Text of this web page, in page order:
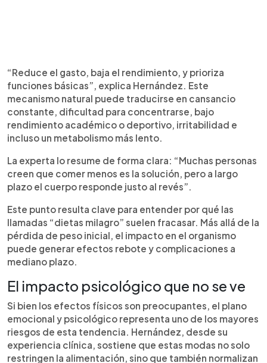
“Reduce el gasto, baja el rendimiento, y prioriza
funciones básicas”, explica Hernández. Este
mecanismo natural puede traducirse en cansancio
constante, dificultad para concentrarse, bajo
rendimiento académico o deportivo, irritabilidad e
incluso un metabolismo más lento.
La experta lo resume de forma clara: “Muchas personas
creen que comer menos es la solución, pero a largo
plazo el cuerpo responde justo al revés”.
Este punto resulta clave para entender por qué las
llamadas “dietas milagro” suelen fracasar. Más allá de la
pérdida de peso inicial, el impacto en el organismo
puede generar efectos rebote y complicaciones a
mediano plazo.
El impacto psicológico que no se ve
Si bien los efectos físicos son preocupantes, el plano
emocional y psicológico representa uno de los mayores
riesgos de esta tendencia. Hernández, desde su
experiencia clínica, sostiene que estas modas no solo
restringen la alimentación, sino que también normalizan